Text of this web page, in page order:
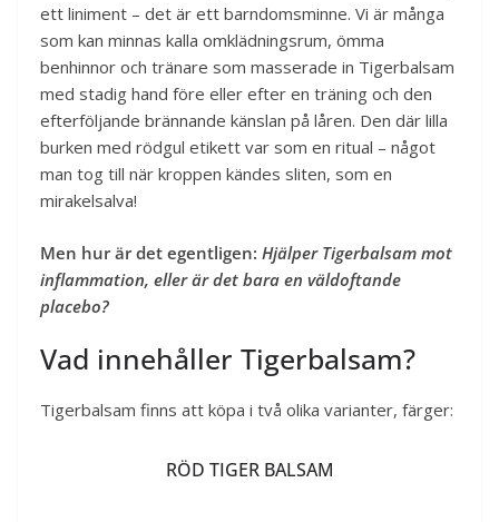
ett liniment – det är ett barndomsminne. Vi är många
som kan minnas kalla omklädningsrum, ömma
benhinnor och tränare som masserade in Tigerbalsam
med stadig hand före eller efter en träning och den
efterföljande brännande känslan på låren. Den där lilla
burken med rödgul etikett var som en ritual – något
man tog till när kroppen kändes sliten, som en
mirakelsalva!
Men hur är det egentligen: Hjälper Tigerbalsam mot
inflammation, eller är det bara en väldoftande
placebo?
Vad innehåller Tigerbalsam?
Tigerbalsam finns att köpa i två olika varianter, färger:
RÖD TIGER BALSAM